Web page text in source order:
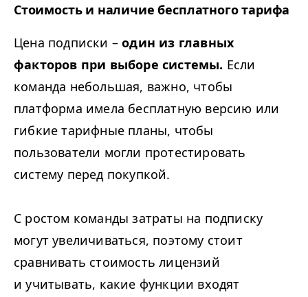
Стоимость и наличие бесплатного тарифа
Цена подписки –один из главных
факторов при выборе системы. Если
команда небольшая, важно, чтобы
платформа имела бесплатную версию или
гибкие тарифные планы, чтобы
пользователи могли протестировать
систему перед покупкой.
С ростом команды затраты на подписку
могут увеличиваться, поэтому стоит
сравнивать стоимость лицензий
и учитывать, какие функции входят